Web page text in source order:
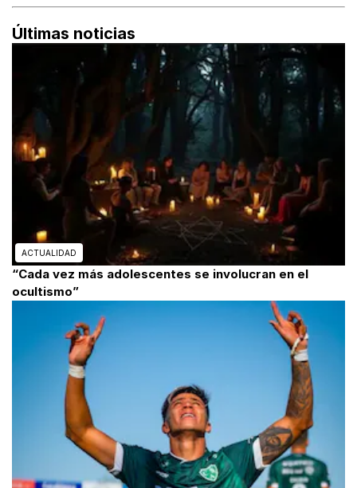
Últimas noticias
ACTUALIDAD
“Cada vez más adolescentes se involucran en el
ocultismo”